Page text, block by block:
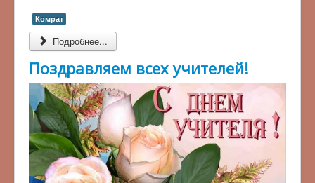
Комрат
Подробнее...
Поздравляем всех учителей!